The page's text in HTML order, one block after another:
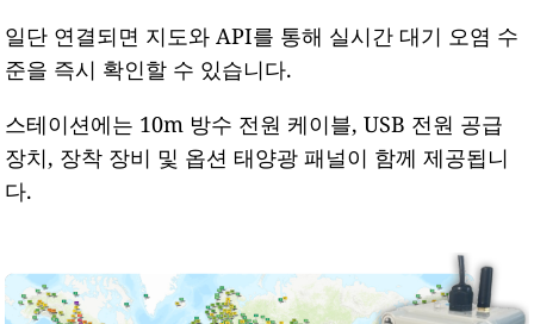
일단 연결되면 지도와 API를 통해 실시간 대기 오염 수
준을 즉시 확인할 수 있습니다.
스테이션에는 10m 방수 전원 케이블, USB 전원 공급
장치, 장착 장비 및 옵션 태양광 패널이 함께 제공됩니
다.